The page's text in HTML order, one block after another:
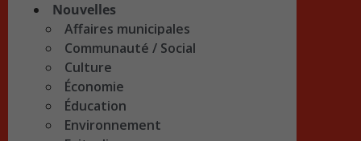
Nouvelles
Affaires municipales
Communauté / Social
Culture
Économie
Éducation
Environnement